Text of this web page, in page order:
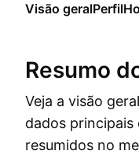
Visão geralPerfil
Resumo
Veja a visão
dados
resumidos no